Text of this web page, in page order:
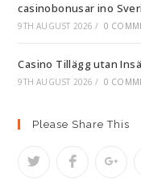
casinobonusar ino
9TH AUGUST 2026 / 0
Casino Tillägg utan
9TH AUGUST 2026 / 0
Please Share This